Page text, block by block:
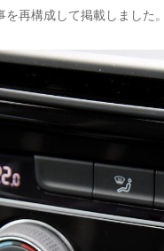
再構成して掲載しました。